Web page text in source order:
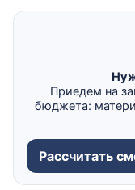
Приедем на
бюджета:
Рассчитать